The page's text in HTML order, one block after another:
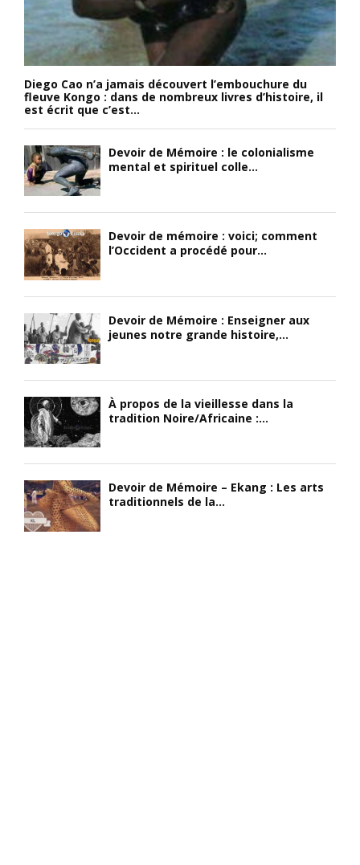
Diego Cao n’a jamais découvert l’embouchure du
fleuve Kongo : dans de nombreux livres d’histoire, il
est écrit que c’est...
Devoir de Mémoire : le colonialisme
mental et spirituel colle...
Devoir de mémoire : voici; comment
l’Occident a procédé pour...
Devoir de Mémoire : Enseigner aux
jeunes notre grande histoire,...
À propos de la vieillesse dans la
tradition Noire/Africaine :...
Devoir de Mémoire – Ekang : Les arts
traditionnels de la...